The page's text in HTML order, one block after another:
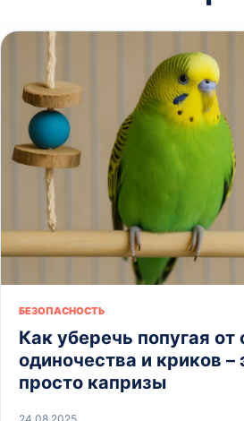
БЕЗОПАСНОСТЬ
Как уберечь попугая от
одиночества и криков –
просто капризы